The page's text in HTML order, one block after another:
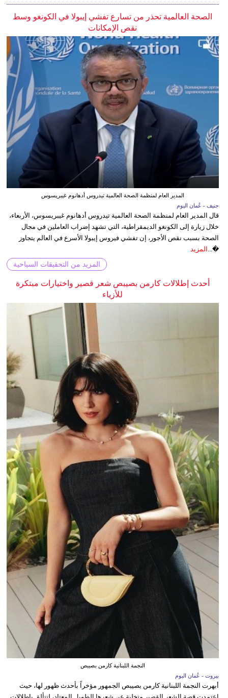
الصحة العالمية تحذر من تسارع تفشي إيبولا في الكونغو وسط
نقص الإمكانات
المدير العام لمنظمة الصحة العالمية تيدروس أدهانوم غيبريسوس
جنيف - عُمان اليوم
قال المدير العام لمنظمة الصحة العالمية تيدروس أدهانوم غيبريسوس، الأربعاء،
خلال زيارة إلى الكونغو الديمقراطية، التي تشهد إضراب العاملين في مجال
الصحة بسبب نقص الأجور، إن تفشي فيروس إيبولا الأسرع في العالم يتجاوز
�... المزيد
المزيد من التحقيقات السياحية
أحدث إطلالات كارمن بصيبص شعر قصير واختيارات مبتكرة
للأزياء
النجمة اللبنانية كارمن بصيبص
بيروت - عُمان اليوم
أبهرت النجمة اللبنانية كارمن بصيبص الجمهور مؤخراً بأحدث ظهور لها، حيث